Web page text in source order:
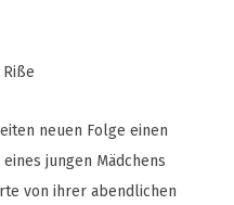
neuen Folge einen
jungen Mädchens
von ihrer abendlichen